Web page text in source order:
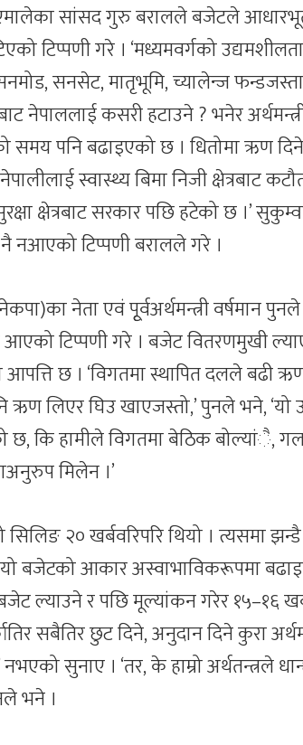
सांसद गुरु बरालले बजेटले
टिप्पणी गरे । ‘मध्यमवर्गको
सनसेट, मातृभूमि, च्यालेन्ज फन्डजस्ता
नेपाललाई कसरी हटाउने ? भनेर
समय पनि बढाइएको छ । धितोमा ऋण
स्वास्थ्य बिमा निजी क्षेत्रबाट
क्षेत्रबाट सरकार पछि हटेको छ ।’
नआएको टिप्पणी बरालले गरे ।
नेता एवं पूृर्वअर्थमन्त्री वर्षमान
टिप्पणी गरे । बजेट वितरणमुखी
छ । ‘विगतमा स्थापित दलले बढी
लिएर घिउ खाएजस्तो,’ पुनले भने, ‘यो
छ, कि हामीले विगतमा बेठिक बोल्यांै,
मिलेन ।’
२० खर्बवरिपरि थियो । त्यसमा
बजेटको आकार अस्वाभाविकरूपमा
ल्याउने र पछि मूल्यांकन गरेर १५–१६
सबैतिर छुट दिने, अनुदान दिने कुरा
नभएको सुनाए । ‘तर, के हाम्रो अर्थतन्त्रले
भने ।